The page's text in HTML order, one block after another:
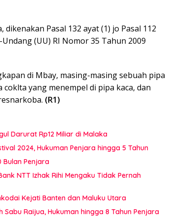
Pasal 132 ayat (1) jo Pasal 112
(UU) RI Nomor 35 Tahun 2009
di Mbay, masing-masing sebuah pipa
yang menempel di pipa kaca, dan
(R1)
Darurat Rp12 Miliar di Malaka
2024, Hukuman Penjara hingga 5 Tahun
Bulan Penjara
NTT Izhak Rihi Mengaku Tidak Pernah
Kejati Banten dan Maluku Utara
Raijua, Hukuman hingga 8 Tahun Penjara